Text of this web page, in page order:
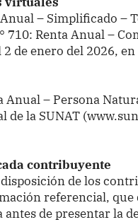
– Simplificado –
Renta Anual –
de enero del 2026,
Anual – Persona
de la SUNAT
contribuyente
de los
referencial, que
de presentar la